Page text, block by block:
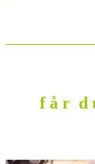
f å r d